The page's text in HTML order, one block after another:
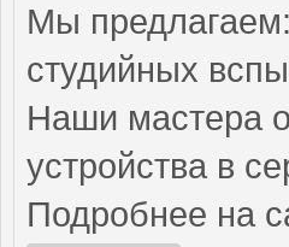
Мы
студийных
Наши мастера
устройства в
Подробнее на